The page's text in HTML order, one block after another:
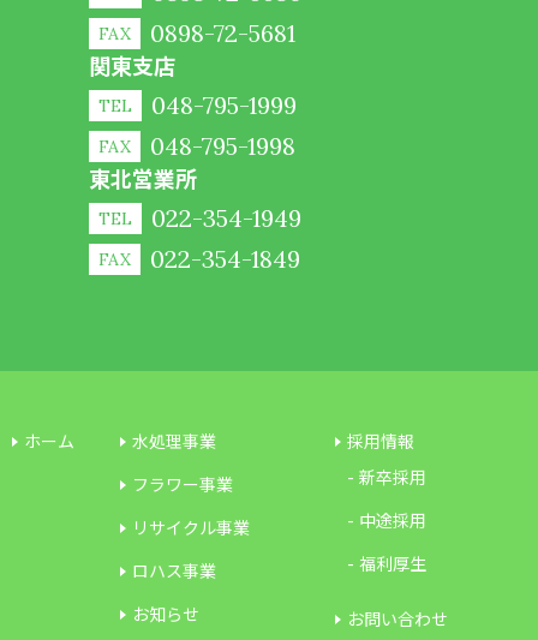
FAX 0898-72-5681
関東支店
TEL 048-795-1999
FAX 048-795-1998
東北営業所
TEL 022-354-1949
FAX 022-354-1849
ホーム
水処理事業
フラワー事業
リサイクル事業
ロハス事業
お知らせ
採用情報
新卒採用
中途採用
福利厚生
お問い合わせ